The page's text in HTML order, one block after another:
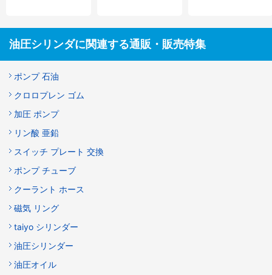
油圧シリンダに関連する通販・販売特集
ポンプ 石油
クロロプレン ゴム
加圧 ポンプ
リン酸 亜鉛
スイッチ プレート 交換
ポンプ チューブ
クーラント ホース
磁気 リング
taiyo シリンダー
油圧シリンダー
油圧オイル